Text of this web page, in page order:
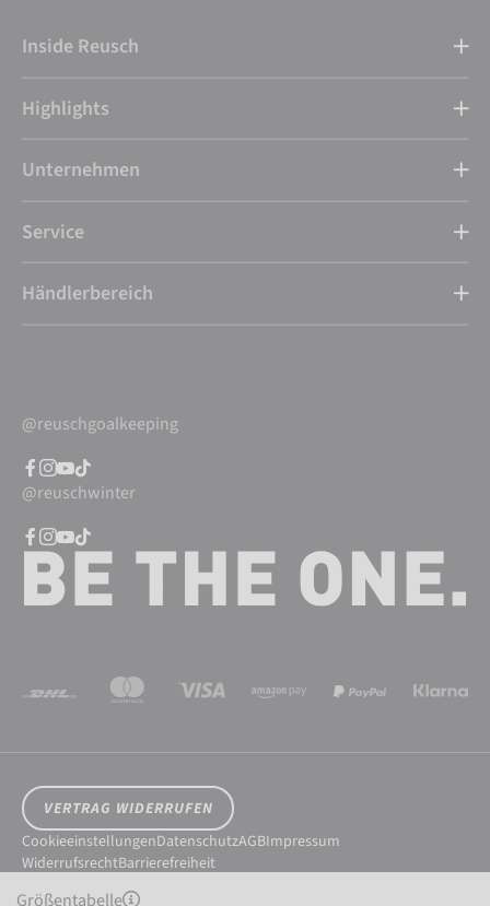
Größentabelle
Inside Reusch
Highlights
Unternehmen
Service
Händlerbereich
@reuschgoalkeeping
@reuschwinter
VERTRAG WIDERRUFEN
CookieeinstellungenDatenschutzAGBImpressum
WiderrufsrechtBarrierefreiheit
© 2026 Reusch International SpA - AG